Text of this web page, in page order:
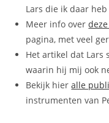
Lars die ik daar
Meer info over
pagina, met veel
Het artikel dat Lars
waarin hij mij ook
Bekijk hieralle
instrumenten van